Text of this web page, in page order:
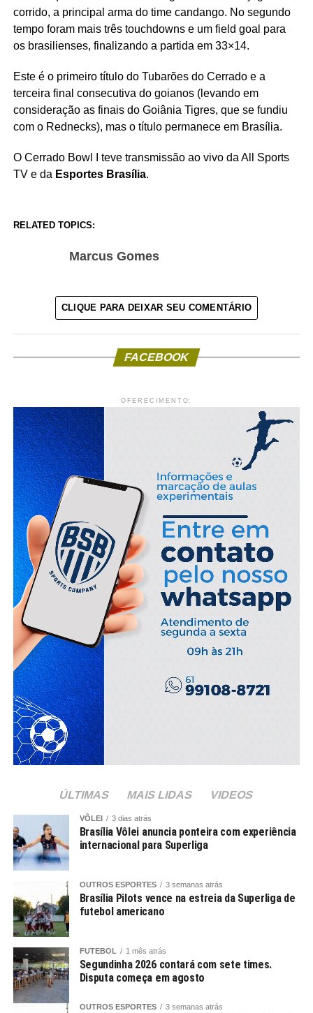
corrido, a principal arma do time candango. No segundo
tempo foram mais três touchdowns e um field goal para
os brasilienses, finalizando a partida em 33×14.
Este é o primeiro título do Tubarões do Cerrado e a
terceira final consecutiva do goianos (levando em
consideração as finais do Goiânia Tigres, que se fundiu
com o Rednecks), mas o título permanece em Brasília.
O Cerrado Bowl I teve transmissão ao vivo da All Sports
TV e da Esportes Brasília.
RELATED TOPICS:
Marcus Gomes
CLIQUE PARA DEIXAR SEU COMENTÁRIO
FACEBOOK
OFERECIMENTO:
ÚLTIMAS MAIS LIDAS VIDEOS
VÔLEI 3 dias atrás
Brasília Vôlei anuncia ponteira com experiência
internacional para Superliga
OUTROS ESPORTES 3 semanas atrás
Brasília Pilots vence na estreia da Superliga de
futebol americano
FUTEBOL 1 mês atrás
Segundinha 2026 contará com sete times.
Disputa começa em agosto
OUTROS ESPORTES 3 semanas atrás